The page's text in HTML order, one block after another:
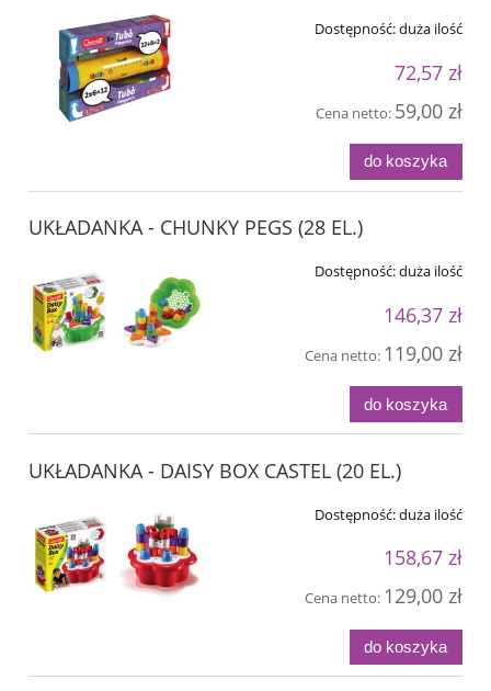
Dostępność:duża ilość
72,57 zł
Cena netto: 59,00 zł
do koszyka
UKŁADANKA - CHUNKY PEGS (28 EL.)
Dostępność:duża ilość
146,37 zł
Cena netto: 119,00 zł
do koszyka
UKŁADANKA - DAISY BOX CASTEL (20 EL.)
Dostępność:duża ilość
158,67 zł
Cena netto: 129,00 zł
do koszyka